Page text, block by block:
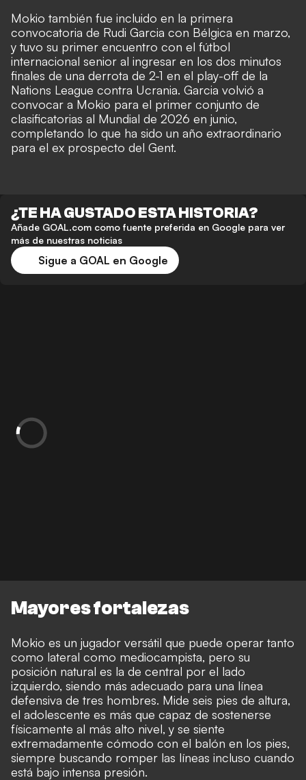
Mokio también fue incluido en la primera
convocatoria de Rudi Garcia con Bélgica en marzo,
y tuvo su primer encuentro con el fútbol
internacional senior al ingresar en los dos minutos
finales de una derrota de 2-1 en el play-off de la
Nations League contra Ucrania. Garcia volvió a
convocar a Mokio para el primer conjunto de
clasificatorias al Mundial de 2026 en junio,
completando lo que ha sido un año extraordinario
para el ex prospecto del Gent.
¿TE HA GUSTADO ESTA HISTORIA?
Añade GOAL.com como fuente preferida en Google para ver
más de nuestras noticias
Sigue a GOAL en Google
Mayores fortalezas
Mokio es un jugador versátil que puede operar tanto
como lateral como mediocampista, pero su
posición natural es la de central por el lado
izquierdo, siendo más adecuado para una línea
defensiva de tres hombres. Mide seis pies de altura,
el adolescente es más que capaz de sostenerse
físicamente al más alto nivel, y se siente
extremadamente cómodo con el balón en los pies,
siempre buscando romper las líneas incluso cuando
está bajo intensa presión.